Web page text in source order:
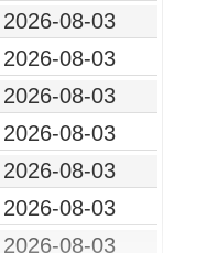
2026-08-03
2026-08-03
2026-08-03
2026-08-03
2026-08-03
2026-08-03
2026-08-03